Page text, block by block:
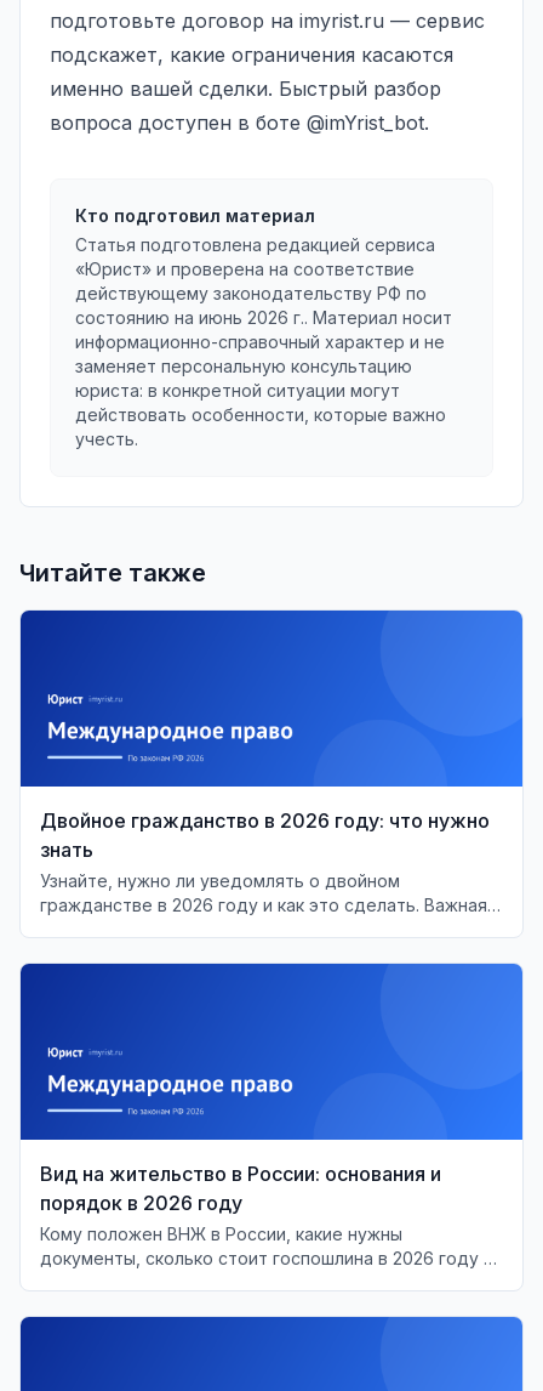
подготовьте договор на imyrist.ru — сервис
подскажет, какие ограничения касаются
именно вашей сделки. Быстрый разбор
вопроса доступен в боте @imYrist_bot.
Кто подготовил материал
Статья подготовлена редакцией сервиса
«Юрист» и проверена на соответствие
действующему законодательству РФ по
состоянию на июнь 2026 г.. Материал носит
информационно-справочный характер и не
заменяет персональную консультацию
юриста: в конкретной ситуации могут
действовать особенности, которые важно
учесть.
Читайте также
Двойное гражданство в 2026 году: что нужно
знать
Узнайте, нужно ли уведомлять о двойном
гражданстве в 2026 году и как это сделать. Важная
Вид на жительство в России: основания и
порядок в 2026 году
Кому положен ВНЖ в России, какие нужны
документы, сколько стоит госпошлина в 2026 году и